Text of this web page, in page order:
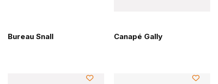
Bureau Snall Canapé Gally